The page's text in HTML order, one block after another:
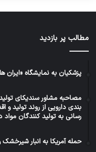
مطالب پر بازدید
پزشکیان به نمایشگاه «ایران
مصاحبه مشاور سندیکای
بندی دارویی از روند تولید و
رسانی به تولید کنندگان
حمله آمریکا به انبار